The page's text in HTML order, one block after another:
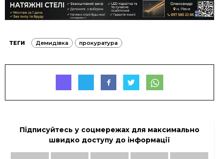
ТЕГИ Демидівка прокуратура
Підписуйтесь у соцмережах для максимально
швидко доступу до інформації